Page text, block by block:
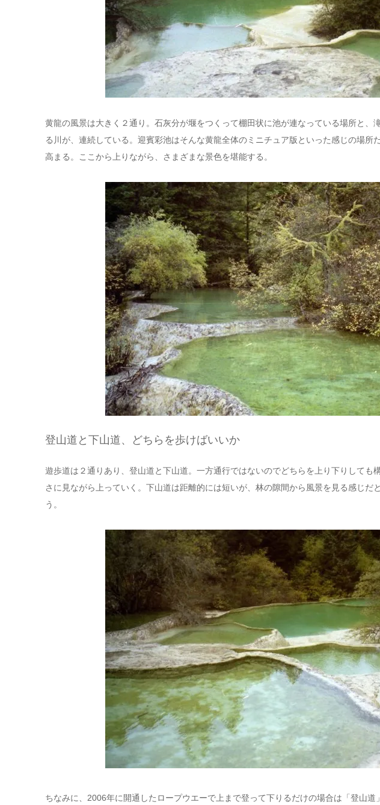
黄龍の風景は大きく２通り。石灰分が堰をつくって棚田状に池が連なっている場所と、
る川が、連続している。迎賓彩池はそんな黄龍全体のミニチュア版といった感じの場所
高まる。ここから上りながら、さまざまな景色を堪能する。
登山道と下山道、どちらを歩けばいいか
遊歩道は２通りあり、登山道と下山道。一方通行ではないのでどちらを上り下りしても
さに見ながら上っていく。下山道は距離的には短いが、林の隙間から風景を見る感じだ
う。
ちなみに、2006年に開通したロープウエーで上まで登って下りるだけの場合は「登山